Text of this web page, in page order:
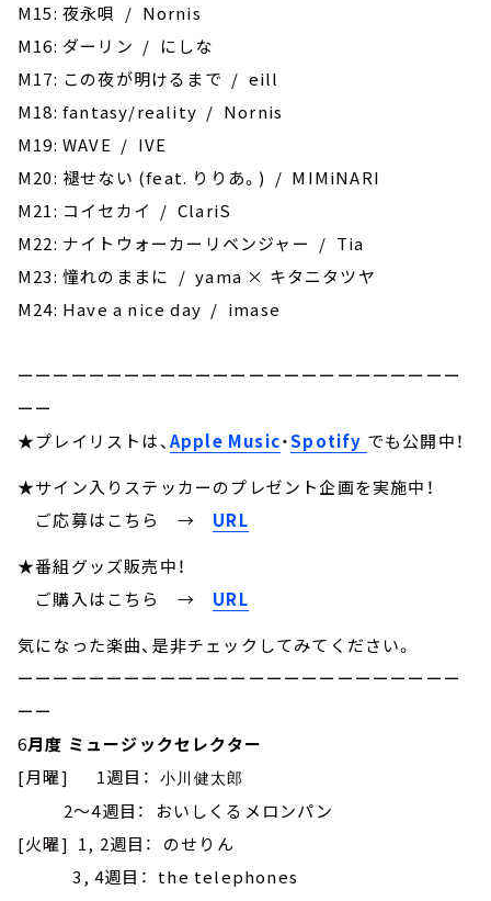
M15: 夜永唄 / Nornis
M16: ダーリン / にしな
M17: この夜が明けるまで / eill
M18: fantasy/reality / Nornis
M19: WAVE / IVE
M20: 褪せない (feat. りりあ。) / MIMiNARI
M21: コイセカイ / ClariS
M22: ‎ナイトウォーカーリベンジャー / Tia
M23: 憧れのままに / yama × キタニタツヤ
M24: Have a nice day / imase
ーーーーーーーーーーーーーーーーーーーーーーーーー
ーー
★プレイリストは、Apple Music・Spotify でも公開中！
★サイン入りステッカーのプレゼント企画を実施中！
ご応募はこちら → URL
★番組グッズ販売中！
ご購入はこちら → URL
気になった楽曲、是非チェックしてみてください。
ーーーーーーーーーーーーーーーーーーーーーーーーー
ーー
6月度 ミュージックセレクター
[月曜] 1週目：小川健太郎
2～4週目： おいしくるメロンパン
[火曜] 1, 2週目： のせりん
3, 4週目： the telephones